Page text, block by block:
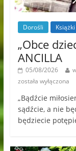
Dorośli Książki
„Obce
ANCILLA
05/08/2026
została wyłączona
„Bądźcie
sądźcie, a nie
będziecie